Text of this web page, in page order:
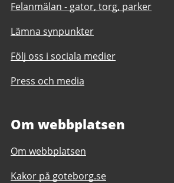
Felanmälan - gator, torg, parker
Lämna synpunkter
Följ oss i sociala medier
Press och media
Om webbplatsen
Om webbplatsen
Kakor på goteborg.se